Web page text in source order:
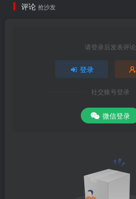
评论 抢沙发
请登录后发表评论
登录
社交账号登录
微信登录